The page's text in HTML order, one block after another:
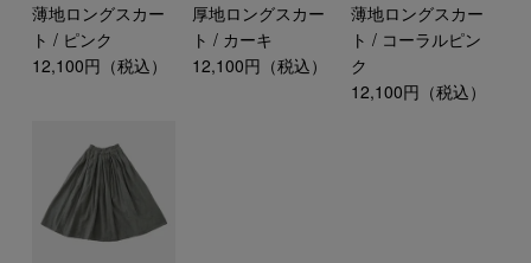
薄地ロングスカー
ト / ピンク
12,100円（税込）
厚地ロングスカー
ト / カーキ
12,100円（税込）
薄地ロングスカー
ト / コーラルピン
ク
12,100円（税込）